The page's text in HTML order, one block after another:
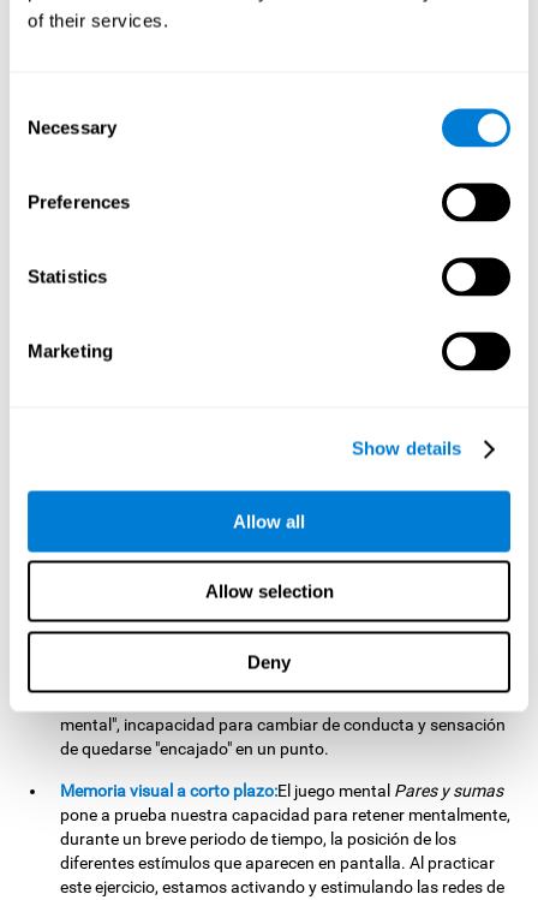
of their services.
Selection
Necessary
Preferences
Statistics
Marketing
Show details
Allow all
Allow selection
Deny
bajo presión. Aunque esta habilidad no tiene que ver con la
Este juego mental te permite hacer "combos", y
ganar puntos más rápidamente. Pero para lograrlo, tendrás
que planificar cuál será la mejor pareja de cada número. Al
estimulando las redes de conexiones neuronales implicadas
hora de anticipar mentalmente la forma correcta de ejecutar
productividad, olvidos, distracciones, dificultades para
tomar las decisiones correctas, para pensar, o hacer más de
Para avanzar de nivel en el juego
debemos estar atentos a la cifra que
adaptar nuestra conducta y estrategia a estas situaciones
cambiantes. Al realizar este ejercicio estamos activando y
ayudando a fortalecer las redes de conexiones neuronales
implicadas en nuestra flexibilidad cognitiva. Una buena
flexibilidad cognitiva se relaciona con una mayor inteligencia,
capacidad de razonamiento fluido, y una mayor destreza
para resolver problemas nuevos de forma eficiente y flexible.
mental", incapacidad para cambiar de conducta y sensación
de quedarse "encajado" en un punto.
Memoria visual a corto plazo:El juego mental Pares y sumas
pone a prueba nuestra capacidad para retener mentalmente,
durante un breve periodo de tiempo, la posición de los
diferentes estímulos que aparecen en pantalla. Al practicar
este ejercicio, estamos activando y estimulando las redes de